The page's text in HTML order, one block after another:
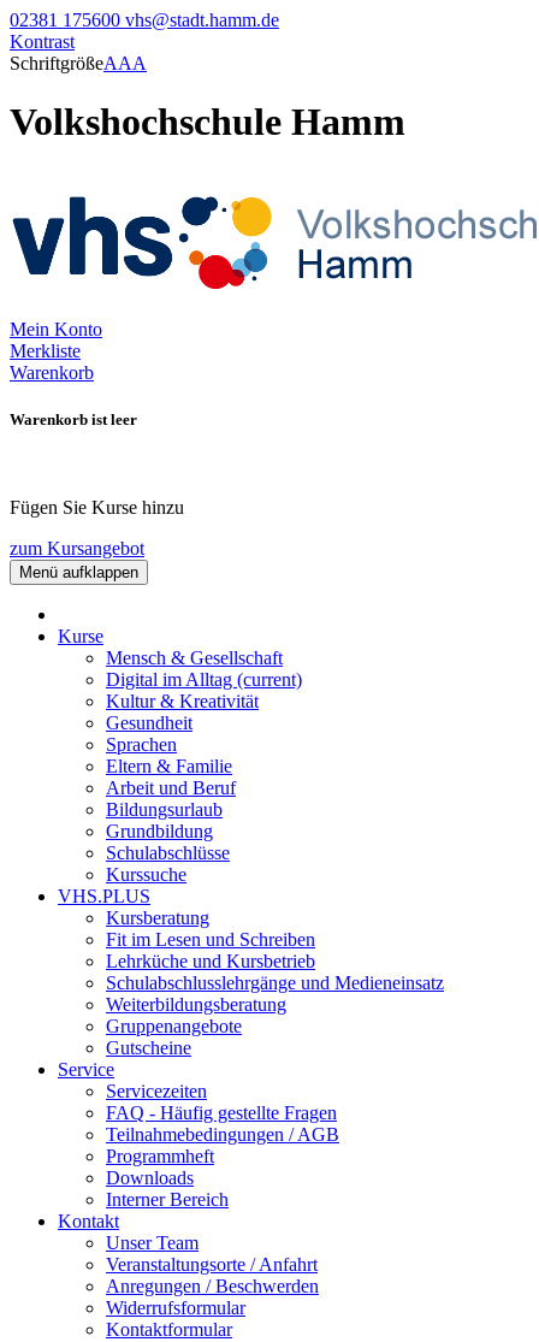
02381 175600 vhs@stadt.hamm.de
Kontrast
SchriftgrößeAAA
Volkshochschule Hamm
Mein Konto
Merkliste
Warenkorb
Warenkorb ist leer
Fügen Sie Kurse hinzu
zum Kursangebot
Menü aufklappen
Kurse
Mensch & Gesellschaft
Digital im Alltag (current)
Kultur & Kreativität
Gesundheit
Sprachen
Eltern & Familie
Arbeit und Beruf
Bildungsurlaub
Grundbildung
Schulabschlüsse
Kurssuche
VHS.PLUS
Kursberatung
Fit im Lesen und Schreiben
Lehrküche und Kursbetrieb
Schulabschlusslehrgänge und Medieneinsatz
Weiterbildungsberatung
Gruppenangebote
Gutscheine
Service
Servicezeiten
FAQ - Häufig gestellte Fragen
Teilnahmebedingungen / AGB
Programmheft
Downloads
Interner Bereich
Kontakt
Unser Team
Veranstaltungsorte / Anfahrt
Anregungen / Beschwerden
Widerrufsformular
Kontaktformular